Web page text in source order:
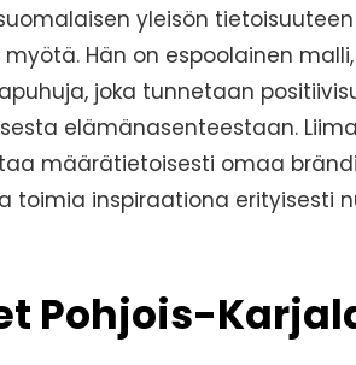
yleisön
Hän on espoolainen
joka tunnetaan
elämänasenteestaan.
määrätietoisesti omaa
toimia inspiraationa erityisesti
Pohjois-